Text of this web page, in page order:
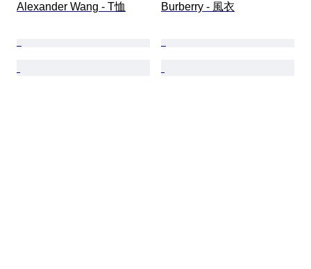
Alexander Wang - T恤 Burberry - 風衣